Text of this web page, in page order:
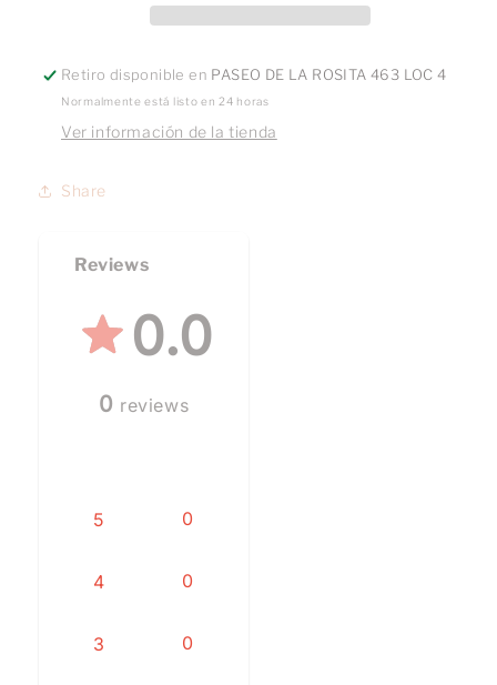
Retiro disponible en PASEO DE LA ROSITA 463 LOC 4
Normalmente está listo en 24 horas
Ver información de la tienda
Share
Reviews
0.0
0 reviews
5 0
4 0
3 0